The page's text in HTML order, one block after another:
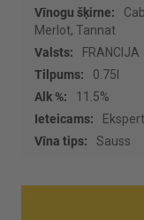
Vairāk
informācijas
Merlot, Tannat
FRANCIJA
0.75l
11.5%
Sauss